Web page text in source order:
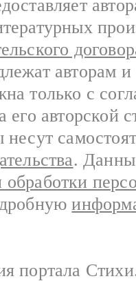
авторам
только с
его авторской
несут
.
портала